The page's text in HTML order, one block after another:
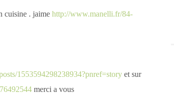
cuisine . jaime http://www.manelli.fr/84-
1553594298238934?pnref=story et sur
merci a vous